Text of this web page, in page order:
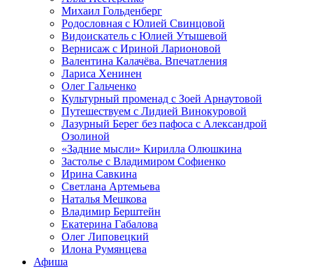
Михаил Гольденберг
Родословная с Юлией Свинцовой
Видоискатель с Юлией Утышевой
Вернисаж с Ириной Ларионовой
Валентина Калачёва. Впечатления
Лариса Хенинен
Олег Гальченко
Культурный променад с Зоей Арнаутовой
Путешествуем с Лидией Винокуровой
Лазурный Берег без пафоса с Александрой
Озолиной
«Задние мысли» Кирилла Олюшкина
Застолье с Владимиром Софиенко
Ирина Савкина
Светлана Артемьева
Наталья Мешкова
Владимир Берштейн
Екатерина Габалова
Олег Липовецкий
Илона Румянцева
Афиша